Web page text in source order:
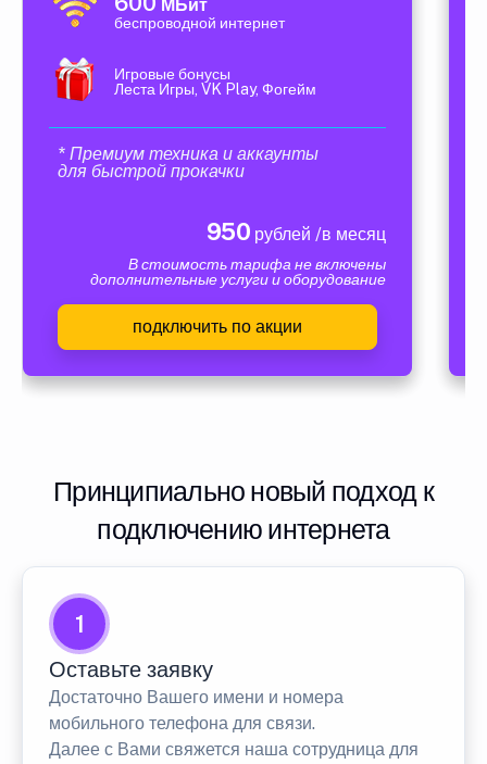
МБит
беспроводной интернет
Игровые бонусы
Леста Игры, VK Play, Фогейм
* Премиум техника и аккаунты
для быстрой прокачки
950 рублей /в месяц
В стоимость тарифа не включены
дополнительные услуги и оборудование
подключить по акции
Принципиально новый подход к
подключению интернета
1
Оставьте заявку
Достаточно Вашего имени и номера
мобильного телефона для связи.
Далее с Вами свяжется наша сотрудница для